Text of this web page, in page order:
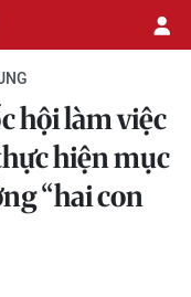
hội làm việc
hiện mục
“hai con